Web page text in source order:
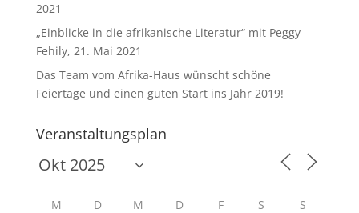
2021
„Einblicke in die afrikanische Literatur“ mit Peggy
Fehily, 21. Mai 2021
Das Team vom Afrika-Haus wünscht schöne
Feiertage und einen guten Start ins Jahr 2019!
Veranstaltungsplan
M D M D F S S